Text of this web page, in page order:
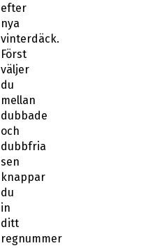
efter
nya
vinterdäck.
Först
väljer
du
mellan
dubbade
och
dubbfria
sen
knappar
du
in
ditt
regnummer